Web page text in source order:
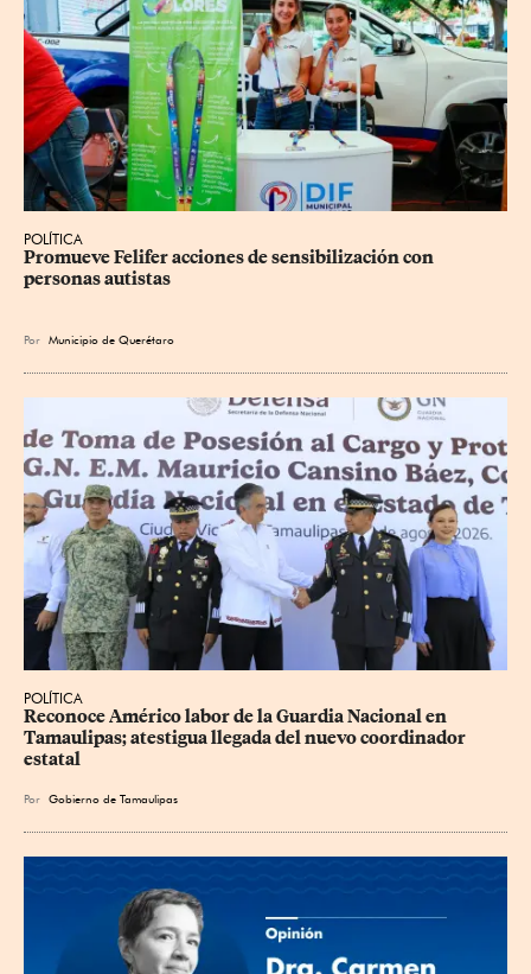
POLÍTICA
Promueve Felifer acciones de sensibilización con
personas autistas
Por Municipio de Querétaro
POLÍTICA
Reconoce Américo labor de la Guardia Nacional en
Tamaulipas; atestigua llegada del nuevo coordinador
estatal
Por Gobierno de Tamaulipas